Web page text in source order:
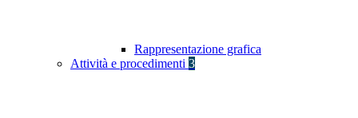
Rappresentazione grafica
Attività e procedimenti 3